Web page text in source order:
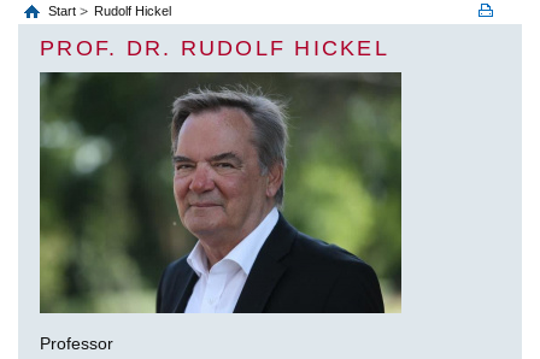
Start Rudolf Hickel
PROF. DR. RUDOLF HICKEL
Professor